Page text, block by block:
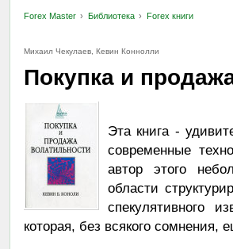
Forex Master Библиотека Forex книги
Михаил Чекулаев, Кевин Коннолли
Покупка и
Эта книга -
современные
автор этого
области
спекулятивного
которая, без всякого